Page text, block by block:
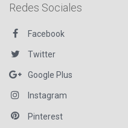
Redes Sociales
Facebook
Twitter
Google Plus
Instagram
Pinterest